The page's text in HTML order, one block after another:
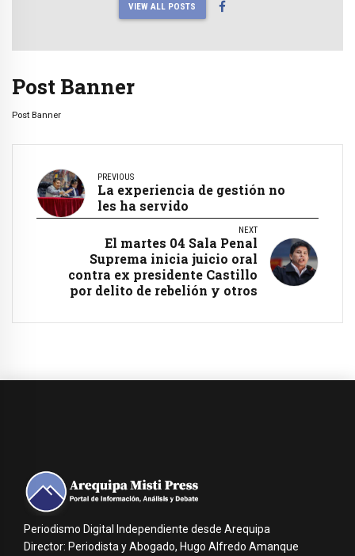
VIEW ALL POSTS
Post Banner
Post Banner
PREVIOUS
La experiencia de gestión no
les ha servido
NEXT
El martes 04 Sala Penal
Suprema inicia juicio oral
contra ex presidente Castillo
por delito de rebelión y otros
Periodismo Digital Independiente desde Arequipa
Director: Periodista y Abogado, Hugo Alfredo Amanque